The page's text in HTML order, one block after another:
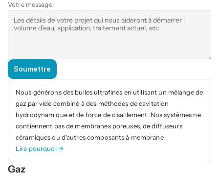
Votre message
Soumettre
Nous générons des bulles ultrafines en utilisant un mélange de
gaz par vide combiné à des méthodes de cavitation
hydrodynamique et de force de cisaillement. Nos systèmes ne
contiennent pas de membranes poreuses, de diffuseurs
céramiques ou d'autres composants à membrane.
Lire pourquoi →
Gaz